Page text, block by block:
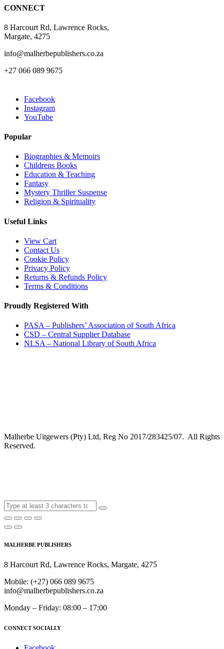
CONNECT
8 Harcourt Rd, Lawrence Rocks,
Margate, 4275
info@malherbepublishers.co.za
+27 066 089 9675
Facebook
Instagram
YouTube
Popular
Biographies & Memoirs
Childrens Books
Education & Teaching
Fantasy
Mystery Thriller Suspense
Religion & Spirituality
Useful Links
View Cart
Contact Us
Cookie Policy
Privacy Policy
Returns & Refunds Policy
Terms & Conditions
Proudly Registered With
PASA – Publishers’ Association of South Africa
CSD – Central Supplier Database
NLSA – National Library of South Africa
Malherbe Uitgewers (Pty) Ltd, Reg No 2017/283425/07. All Rights
Reserved.
MALHERBE PUBLISHERS
8 Harcourt Rd, Lawrence Rocks, Margate, 4275
Mobile: (+27) 066 089 9675
info@malherbepublishers.co.za
Monday – Friday: 08:00 – 17:00
CONNECT SOCIALLY